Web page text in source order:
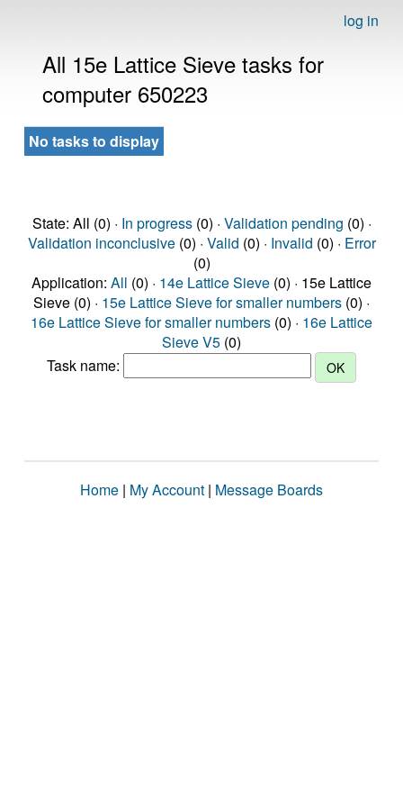
log in
All 15e Lattice Sieve tasks for
computer 650223
No tasks to display
State: All (0) · In progress(0) · Validation pending (0) ·
Validation inconclusive(0) · Valid (0) · Invalid (0) · Error
(0)
Application: All (0) · 14e Lattice Sieve (0) · 15e Lattice
Sieve (0) · 15e Lattice Sieve for smaller numbers (0) ·
16e Lattice Sieve for smaller numbers (0) · 16e Lattice
Sieve V5 (0)
Task name:
Home | My Account | Message Boards